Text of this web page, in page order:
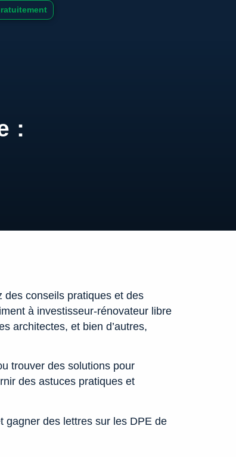
:
des conseils pratiques et des
à investisseur-rénovateur libre
architectes, et bien d’autres,
trouver des solutions pour
des astuces pratiques et
gagner des lettres sur les DPE de